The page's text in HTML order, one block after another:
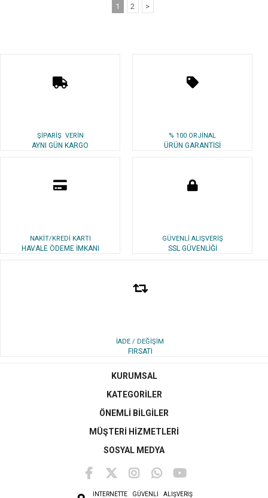
1 2 >
ŞİPARİŞ VERİN
AYNI GÜN KARGO
% 100 ORJİNAL
ÜRÜN GARANTİSİ
NAKİT/KREDİ KARTI
HAVALE ÖDEME İMKANI
GÜVENLİ ALIŞVERİŞ
SSL GÜVENLİĞİ
İADE / DEĞİŞİM
FIRSATI
KURUMSAL
KATEGORİLER
ÖNEMLİ BİLGİLER
MÜŞTERİ HİZMETLERİ
SOSYAL MEDYA
İNTERNETTE GÜVENLİ ALIŞVERİŞ